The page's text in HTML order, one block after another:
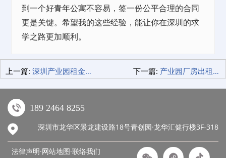
到一个好青年公寓不容易，签一份公平合理的合同
更是关键。希望我的这些经验，能让你在深圳的求
学之路更加顺利。
上一篇: 深圳产业园租金大揭秘——创业者的省钱攻略！ 下一篇: 产业园厂房出租攻略：创业者的选址宝典，选址不再头疼！
189 2464 8255
深圳市龙华区景龙建设路18号青创园·龙华汇健行楼3F-318
法律声明·网站地图·联络我们